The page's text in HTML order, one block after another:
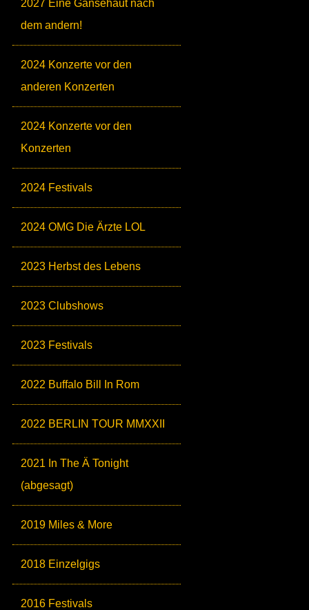
2027 Eine Gänsehaut nach
dem andern!
2024 Konzerte vor den
anderen Konzerten
2024 Konzerte vor den
Konzerten
2024 Festivals
2024 OMG Die Ärzte LOL
2023 Herbst des Lebens
2023 Clubshows
2023 Festivals
2022 Buffalo Bill In Rom
2022 BERLIN TOUR MMXXII
2021 In The Ä Tonight
(abgesagt)
2019 Miles & More
2018 Einzelgigs
2016 Festivals